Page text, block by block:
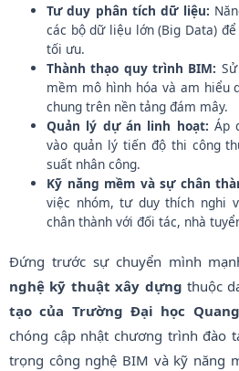
Tư duy phân tích dữ liệu:
các bộ dữ liệu lớn (Big Data)
tối ưu.
Thành thạo quy trình BIM:
mềm mô hình hóa và am hiểu
chung trên nền tảng đám mây.
Quản lý dự án linh hoạt: Áp
vào quản lý tiến độ thi công
suất nhân công.
Kỹ năng mềm và sự chân
việc nhóm, tư duy thích nghi
chân thành với đối tác, nhà
Đứng trước sự chuyển mình
nghệ kỹ thuật xây dựng thuộc
tạo của Trường Đại học
chóng cập nhật chương trình đào
trọng công nghệ BIM và kỹ năng